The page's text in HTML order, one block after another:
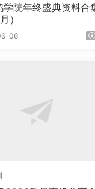
学院年终盛典资料合
）
06